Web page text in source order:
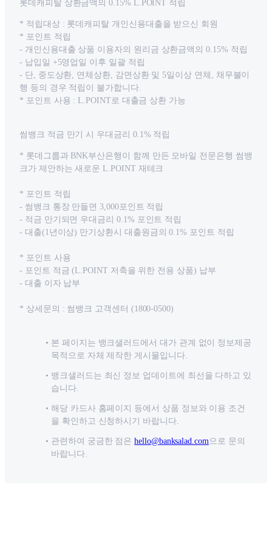
롯데캐피탈 상환금액의 0.15% L.POINT 적립
* 적립대상 : 롯데캐피탈 개인신용대출을 받으신 회원
* 포인트 적립
- 개인신용대출 상품 이용자의 원리금 상환금액의 0.15% 적립
- 납입일 +5영업일 이후 일괄 적립
- 단, 중도상환, 연체상환, 감면상환 및 5일이상 연체, 채무불이
행 등의 경우 적립이 불가합니다.
* 포인트 사용 : L.POINT로 대출금 상환 가능
썸뱅크 적금 만기 시 우대금리 0.1% 적립
* 롯데그룹과 BNK부산은행이 함께 만든 모바일 전문은행 썸뱅
크가 제안하는 새로운 L.POINT 재테크
* 포인트 적립
- 썸뱅크 통장 만들면 3,000포인트 적립
- 적금 만기되면 우대금리 0.1% 포인트 적립
- 대출(1년이상) 만기상환시 대출원금의 0.1% 포인트 적립
* 포인트 사용
- 포인트 적금 (L.POINT 저축을 위한 전용 상품) 납부
- 대출 이자 납부
* 상세문의 : 썸뱅크 고객센터 (1800-0500)
본 페이지는 뱅크샐러드에서 대가 관계 없이 정보제공
목적으로 자체 제작한 게시물입니다.
뱅크샐러드는 최신 정보 업데이트에 최선을 다하고 있
습니다.
해당 카드사 홈페이지 등에서 상품 정보와 이용 조건
을 확인하고 신청하시기 바랍니다.
관련하여 궁금한 점은 hello@banksalad.com으로 문의
바랍니다.